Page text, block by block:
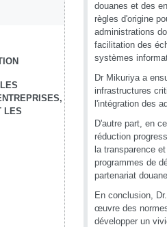
LES
douanes et des
règles d'origine
administrations
facilitation des
systèmes
Dr Mikuriya a
infrastructures
l'intégration des
D'autre part, en
réduction
la transparence
programmes de
partenariat
En conclusion,
œuvre des
développer un